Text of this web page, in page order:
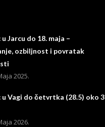
u Jarcu do 18. maja –
ozbiljnost i povratak
2025.
u Vagi do četvrtka (28.5) oko 3
2026.